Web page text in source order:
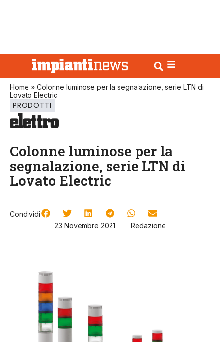
Home » Colonne luminose per la segnalazione, serie LTN di
Lovato Electric
PRODOTTI
Colonne luminose per la
segnalazione, serie LTN di
Lovato Electric
Condividi
23 Novembre 2021
Redazione